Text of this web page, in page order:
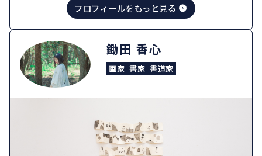
プロフィールをもっと見る
鋤田 香心
画家 書家 書道家